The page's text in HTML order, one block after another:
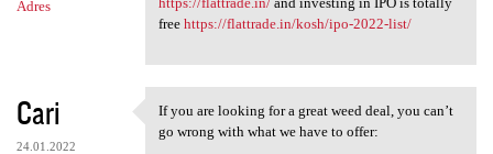
Adres
free https://flattrade.in/kosh/ipo-2022-list/
Cari
24.01.2022
If you are looking for a
If you are looking for a great weed deal, you can’t
go wrong with what we have to offer: